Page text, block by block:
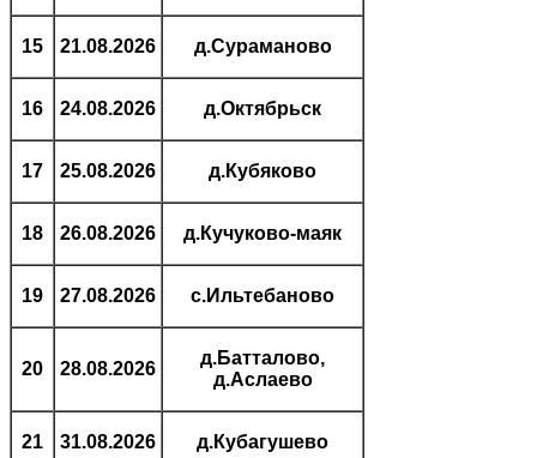
15 21.08.2026 д.Сураманово
16 24.08.2026 д.Октябрьск
17 25.08.2026 д.Кубяково
18 26.08.2026 д.Кучуково-маяк
19 27.08.2026 с.Ильтебаново
20 28.08.2026
д.Батталово,
д.Аслаево
21 31.08.2026 д.Кубагушево